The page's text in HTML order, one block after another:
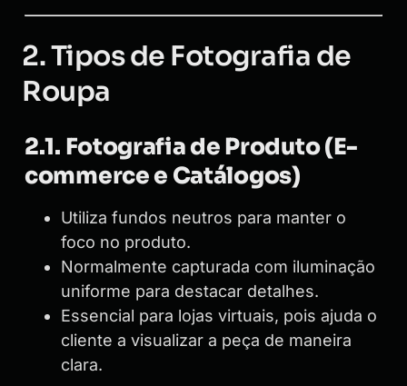
2. Tipos de Fotografia de
Roupa
2.1. Fotografia de Produto (E-
commerce e Catálogos)
Utiliza fundos neutros para manter o
foco no produto.
Normalmente capturada com iluminação
uniforme para destacar detalhes.
Essencial para lojas virtuais, pois ajuda o
cliente a visualizar a peça de maneira
clara.